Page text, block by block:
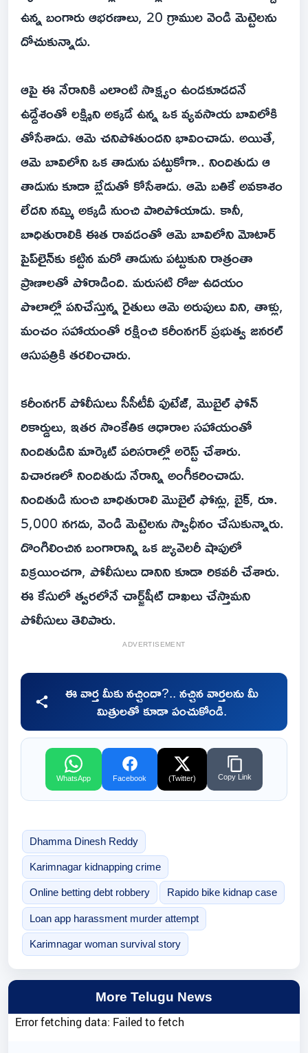
ఉన్న బంగారు ఆభరణాలు, 20 గ్రాముల వెండి మెట్టెలను
దోచుకున్నాడు.
ఆపై ఈ నేరానికి ఎలాంటి సాక్ష్యం ఉండకూడదనే
ఉద్దేశంతో లక్ష్మిని అక్కడే ఉన్న ఒక వ్యవసాయ బావిలోకి
తోసేశాడు. ఆమె చనిపోతుందని భావించాడు. అయితే,
ఆమె బావిలోని ఒక తాడును పట్టుకోగా.. నిందితుడు ఆ
తాడును కూడా బ్లేడుతో కోసేశాడు. ఆమె బతికే అవకాశం
లేదని నమ్మి అక్కడి నుంచి పారిపోయాడు. కానీ,
బాధితురాలికి ఈత రావడంతో ఆమె బావిలోని మోటార్
పైప్‌లైన్‌కు కట్టిన మరో తాడును పట్టుకుని రాత్రంతా
ప్రాణాలతో పోరాడింది. మరుసటి రోజు ఉదయం
పొలాల్లో పనిచేస్తున్న రైతులు ఆమె అరుపులు విని, తాళ్లు,
మంచం సహాయంతో రక్షించి కరీంనగర్ ప్రభుత్వ జనరల్
ఆసుపత్రికి తరలించారు.
కరీంనగర్ పోలీసులు సీసీటీవీ ఫుటేజ్, మొబైల్ ఫోన్
రికార్డులు, ఇతర సాంకేతిక ఆధారాల సహాయంతో
నిందితుడిని మార్కెట్ పరిసరాల్లో అరెస్ట్ చేశారు.
విచారణలో నిందితుడు నేరాన్ని అంగీకరించాడు.
నిందితుడి నుంచి బాధితురాలి మొబైల్ ఫోన్లు, బైక్, రూ.
5,000 నగదు, వెండి మెట్టెలను స్వాధీనం చేసుకున్నారు.
దొంగిలించిన బంగారాన్ని ఒక జ్యువెలరీ షాపులో
విక్రయించగా, పోలీసులు దానిని కూడా రికవరీ చేశారు.
ఈ కేసులో త్వరలోనే చార్జ్‌షీట్ దాఖలు చేస్తామని
పోలీసులు తెలిపారు.
ADVERTISEMENT
ఈ వార్త మీకు నచ్చిందా?.. నచ్చిన వార్తలను మీ
మిత్రులతో కూడా పంచుకోండి.
WhatsApp Facebook (Twitter) Copy Link
Dhamma Dinesh Reddy
Karimnagar kidnapping crime
Online betting debt robbery Rapido bike kidnap case
Loan app harassment murder attempt
Karimnagar woman survival story
More Telugu News
Error fetching data: Failed to fetch